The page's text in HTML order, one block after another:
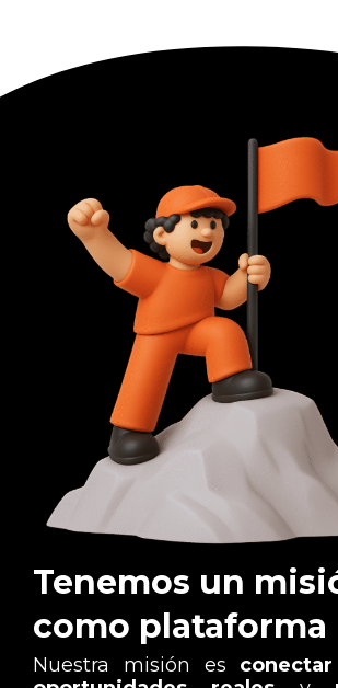
Tenemos un
como plataforma
Nuestra misión es